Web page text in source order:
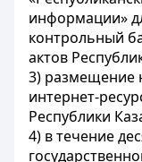
информации»
контрольный
актов
3) размещение
интернет-
Республики
4) в течение